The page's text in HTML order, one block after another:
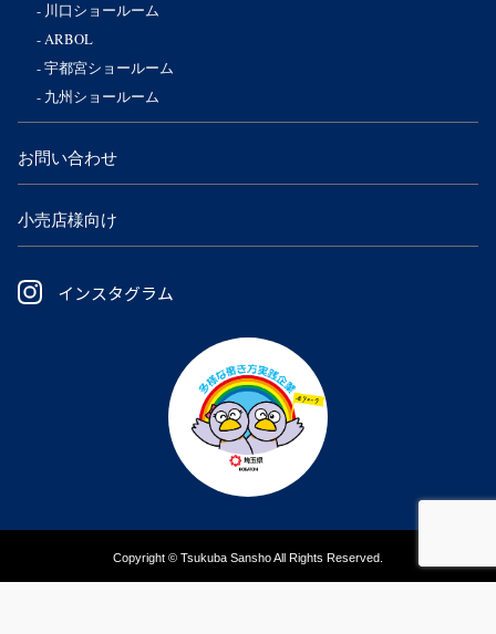
川口ショールーム
ARBOL
宇都宮ショールーム
九州ショールーム
お問い合わせ
小売店様向け
インスタグラム
Copyright © Tsukuba Sansho All Rights Reserved.